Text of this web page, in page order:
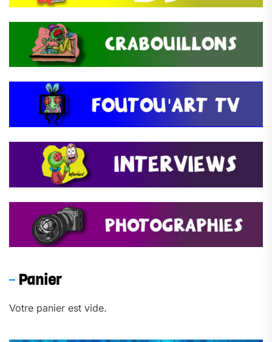
Panier
Votre panier est vide.